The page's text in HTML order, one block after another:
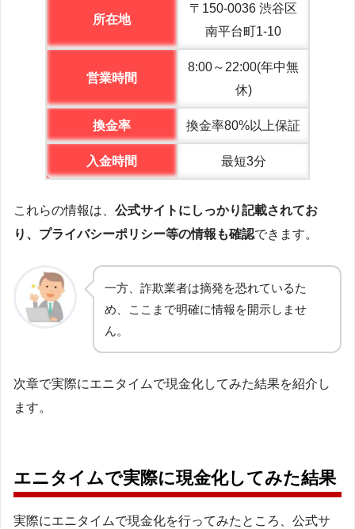
所在地
〒150-0036 渋谷区
南平台町1-10
営業時間
8:00～22:00(年中無
休)
換金率 換金率80%以上保証
入金時間 最短3分
これらの情報は、 公式サイトにしっかり記載されてお
り、プライバシーポリシー等の情報も確認できます。
一方、詐欺業者は摘発を恐れているた
め、ここまで明確に情報を開示しませ
ん。
次章で実際にエニタイムで現金化してみた結果を紹介し
ます。
エニタイムで実際に現金化してみた結果
実際にエニタイムで現金化を行ってみたところ、公式サ